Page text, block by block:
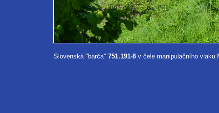
Slovenská "barča" 751.191-8 v čele manipulačního vlaku